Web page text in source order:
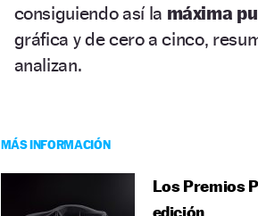
consiguiendo así la máxima
gráfica y de cero a cinco,
analizan.
MÁS INFORMACIÓN
Los Premios
edición